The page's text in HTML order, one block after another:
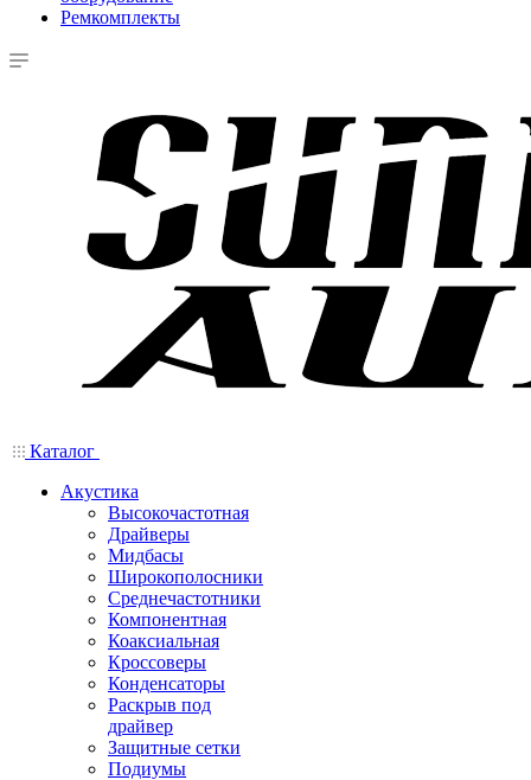
Ремкомплекты
Каталог
Акустика
Высокочастотная
Драйверы
Мидбасы
Широкополосники
Среднечастотники
Компонентная
Коаксиальная
Кроссоверы
Конденсаторы
Раскрыв под
драйвер
Защитные сетки
Подиумы